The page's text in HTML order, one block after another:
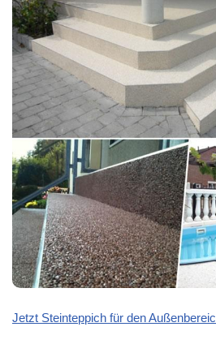
Jetzt Steinteppich für den